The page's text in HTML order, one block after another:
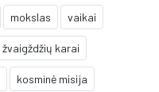
mokslas vaikai
žvaigždžių karai
kosminė misija